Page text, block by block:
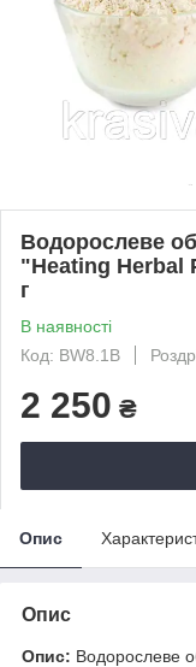
Водорослеве
"Heating Herbal
г
В наявності
Код: BW8.1B
2 250 ₴
Опис
Опис
Опис: Водорослеве